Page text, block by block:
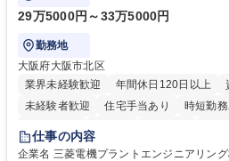
29万5000円～33万5000円
勤務地
大阪府大阪市北区
業界未経験歓迎
年間休日120日以上
未経験者歓迎
住宅手当あり 時短勤務
退職金あり
駅近5分以内
土日祝休み 服装自由
仕事の内容
企業名 三菱電機プラントエンジニアリング株式会社 求人名